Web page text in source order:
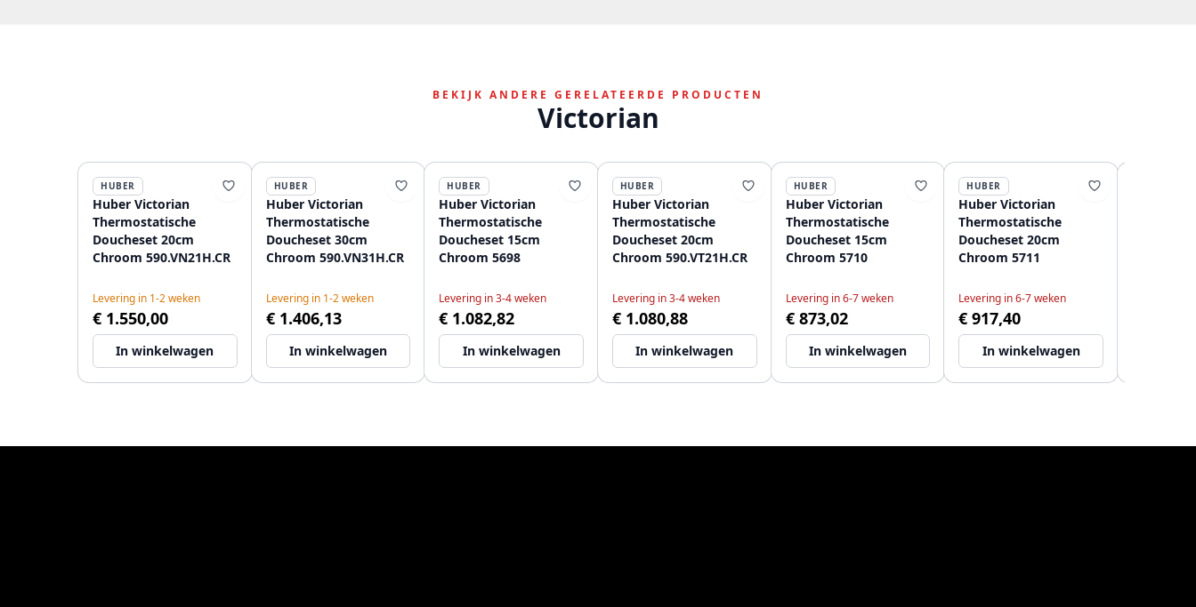
BEKIJK ANDERE GERELATEERDE PRODUCTEN
Victorian
HUBER
Huber Victorian
Thermostatische
Doucheset 20cm
Chroom 590.VN21H.CR
Levering in 1-2 weken
€ 1.550,00
In winkelwagen
HUBER
Huber Victorian
Thermostatische
Doucheset 30cm
Chroom 590.VN31H.CR
Levering in 1-2 weken
€ 1.406,13
In winkelwagen
HUBER
Huber Victorian
Thermostatische
Doucheset 15cm
Chroom 5698
Levering in 3-4 weken
€ 1.082,82
In winkelwagen
HUBER
Huber Victorian
Thermostatische
Doucheset 20cm
Chroom 590.VT21H.CR
Levering in 3-4 weken
€ 1.080,88
In winkelwagen
HUBER
Huber Victorian
Thermostatische
Doucheset 15cm
Chroom 5710
Levering in 6-7 weken
€ 873,02
In winkelwagen
HUBER
Huber Victorian
Thermostatische
Doucheset 20cm
Chroom 5711
Levering in 6-7 weken
€ 917,40
In winkelwagen